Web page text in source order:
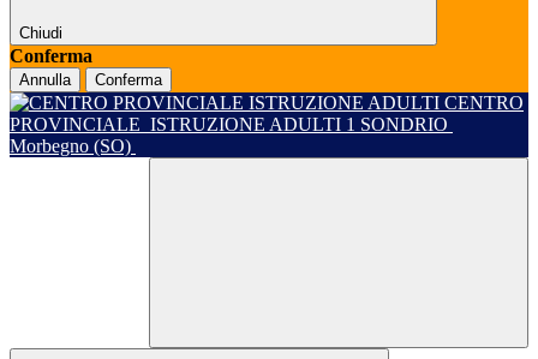
Chiudi
Conferma
Annulla Conferma
CENTRO
PROVINCIALE ISTRUZIONE ADULTI 1 SONDRIO
Morbegno (SO)